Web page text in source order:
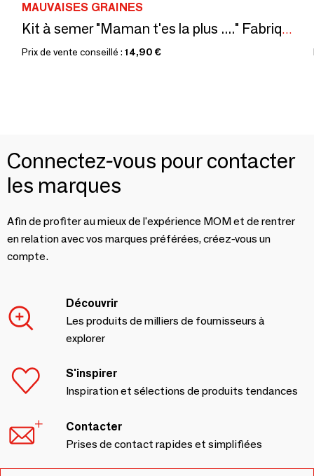
MAUVAISES GRAINES
Kit à semer "Maman t'es la plus ...." Fabriqué en France
Prix de vente conseillé : 14,90 €
Connectez-vous pour contacter
les marques
Afin de profiter au mieux de l'expérience MOM et de rentrer
en relation avec vos marques préférées, créez-vous un
compte.
Découvrir
Les produits de milliers de fournisseurs à
explorer
S'inspirer
Inspiration et sélections de produits tendances
Contacter
Prises de contact rapides et simplifiées